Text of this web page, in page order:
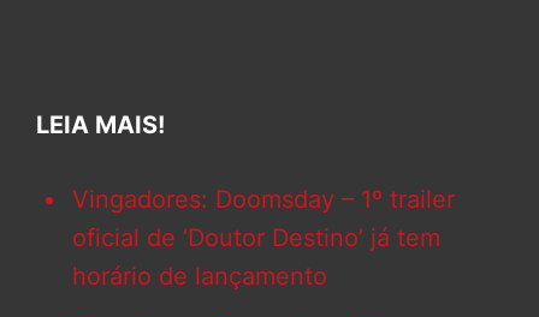
LEIA MAIS!
Vingadores: Doomsday – 1º trailer
oficial de ‘Doutor Destino’ já tem
horário de lançamento